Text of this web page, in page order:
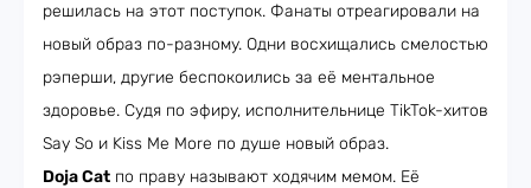
решилась на этот поступок. Фанаты отреагировали на
новый образ по-разному. Одни восхищались смелостью
рэперши, другие беспокоились за её ментальное
здоровье. Судя по эфиру, исполнительнице TikTok-хитов
Say So и Kiss Me More по душе новый образ.
Doja Cat по праву называют ходячим мемом. Её